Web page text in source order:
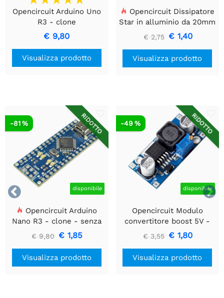
Opencircuit Arduino Uno
R3 - clone
€ 9,80
Visualizza prodotto
Opencircuit Dissipatore
Star in alluminio da 20mm
- 10 pezzi
€ 2,75 € 1,40
Visualizza prodotto


RIDOTTO
disponibile
-81 %
Opencircuit Arduino
Nano R3 - clone - senza
intestazioni
€ 9,80 € 1,85
Visualizza prodotto
RIDOTTO
disponibile
-49 %
Opencircuit Modulo
convertitore boost 5V -
35V XL6009
€ 3,55 € 1,80
Visualizza prodotto